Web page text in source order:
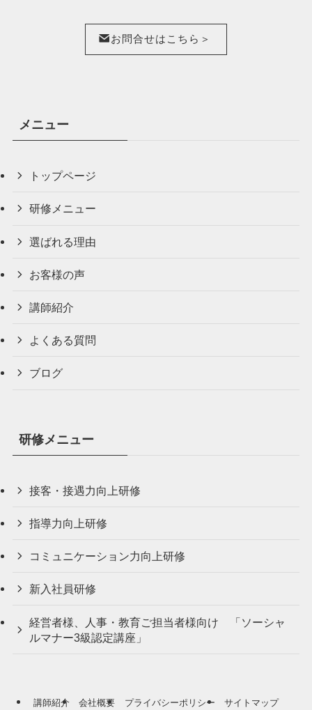
お問合せはこちら＞
メニュー
トップページ
研修メニュー
選ばれる理由
お客様の声
講師紹介
よくある質問
ブログ
研修メニュー
接客・接遇力向上研修
指導力向上研修
コミュニケーション力向上研修
新入社員研修
経営者様、人事・教育ご担当者様向け 「ソーシャ
ルマナー3級認定講座」
講師紹介 会社概要 プライバシーポリシー サイトマップ